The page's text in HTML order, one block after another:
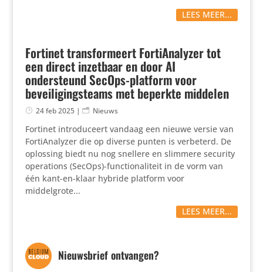
LEES MEER...
Fortinet transformeert FortiAnalyzer tot
een direct inzetbaar en door AI
ondersteund SecOps-platform voor
beveiligingsteams met beperkte middelen
24 feb 2025| Nieuws
Fortinet introduceert vandaag een nieuwe versie van
FortiAnalyzer die op diverse punten is verbeterd. De
oplossing biedt nu nog snellere en slimmere security
operations (SecOps)-functionaliteit in de vorm van
één kant-en-klaar hybride platform voor
middelgrote...
LEES MEER...
Nieuwsbrief ontvangen?